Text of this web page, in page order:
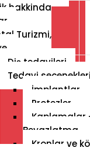
hakkinda
Turizmi,
Diş tedavileri
Tedavi
İmplantlar
Protezler
Kaplamalar
Beyazlatma
Kronlar ve